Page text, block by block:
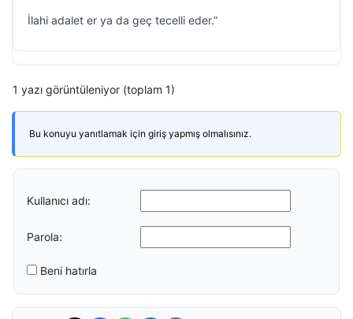
İlahi adalet er ya da geç tecelli eder.”
1 yazı görüntüleniyor (toplam 1)
Bu konuyu yanıtlamak için giriş yapmış olmalısınız.
Kullanıcı adı:
Parola:
Beni hatırla